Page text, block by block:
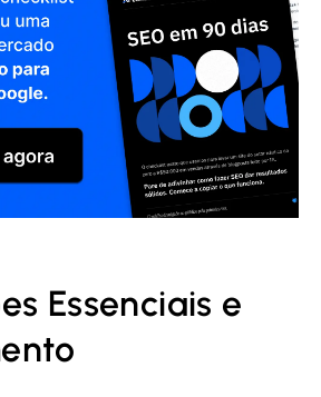
Essenciais e